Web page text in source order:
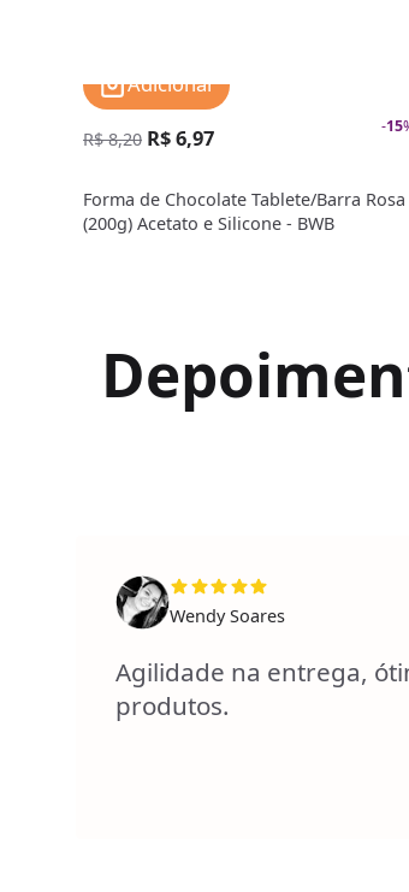
-15
R$ 8,20 R$ 6,97
Forma de Chocolate Tablete/Barra Rosa
(200g) Acetato e Silicone - BWB
Adicionar
Wendy Soares
Agilidade na entrega,
produtos.